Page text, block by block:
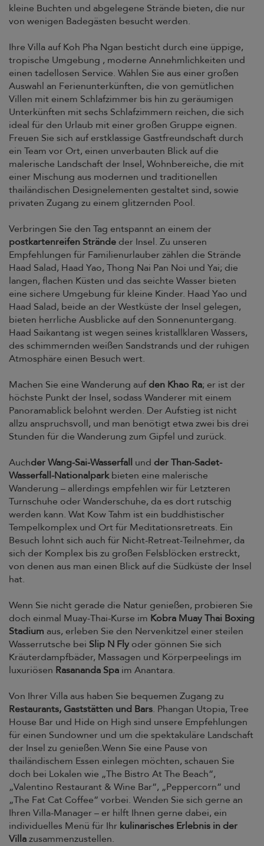
kleine Buchten und abgelegene Strände bieten, die nur
von wenigen Badegästen besucht werden.
Ihre Villa auf Koh Pha Ngan besticht durch eine üppige,
tropische Umgebung , moderne Annehmlichkeiten und
einen tadellosen Service. Wählen Sie aus einer großen
Auswahl an Ferienunterkünften, die von gemütlichen
Villen mit einem Schlafzimmer bis hin zu geräumigen
Unterkünften mit sechs Schlafzimmern reichen, die sich
ideal für den Urlaub mit einer großen Gruppe eignen.
Freuen Sie sich auf erstklassige Gastfreundschaft durch
ein Team vor Ort, einen unverbauten Blick auf die
malerische Landschaft der Insel, Wohnbereiche, die mit
einer Mischung aus modernen und traditionellen
thailändischen Designelementen gestaltet sind, sowie
privaten Zugang zu einem glitzernden Pool.
Verbringen Sie den Tag entspannt an einem der
postkartenreifen Strände der Insel. Zu unseren
Empfehlungen für Familienurlauber zählen die Strände
Haad Salad, Haad Yao, Thong Nai Pan Noi und Yai; die
langen, flachen Küsten und das seichte Wasser bieten
eine sichere Umgebung für kleine Kinder. Haad Yao und
Haad Salad, beide an der Westküste der Insel gelegen,
bieten herrliche Ausblicke auf den Sonnenuntergang.
Haad Saikantang ist wegen seines kristallklaren Wassers,
des schimmernden weißen Sandstrands und der ruhigen
Atmosphäre einen Besuch wert.
Machen Sie eine Wanderung aufden Khao Ra; er ist der
höchste Punkt der Insel, sodass Wanderer mit einem
Panoramablick belohnt werden. Der Aufstieg ist nicht
allzu anspruchsvoll, und man benötigt etwa zwei bis drei
Stunden für die Wanderung zum Gipfel und zurück.
Auchder Wang-Sai-Wasserfall und der Than-Sadet-
Wasserfall-Nationalparkbieten eine malerische
Wanderung – allerdings empfehlen wir für Letzteren
Turnschuhe oder Wanderschuhe, da es dort rutschig
werden kann. Wat Kow Tahm ist ein buddhistischer
Tempelkomplex und Ort für Meditationsretreats. Ein
Besuch lohnt sich auch für Nicht-Retreat-Teilnehmer, da
sich der Komplex bis zu großen Felsblöcken erstreckt,
von denen aus man einen Blick auf die Südküste der Insel
hat.
Wenn Sie nicht gerade die Natur genießen, probieren Sie
doch einmal Muay-Thai-Kurse im Kobra Muay Thai Boxing
Stadium aus, erleben Sie den Nervenkitzel einer steilen
Wasserrutsche bei Slip N Fly oder gönnen Sie sich
Kräuterdampfbäder, Massagen und Körperpeelings im
luxuriösen Rasananda Spa im Anantara.
Von Ihrer Villa aus haben Sie bequemen Zugang zu
Restaurants, Gaststätten und Bars. Phangan Utopia, Tree
House Bar und Hide on High sind unsere Empfehlungen
für einen Sundowner und um die spektakuläre Landschaft
der Insel zu genießen.Wenn Sie eine Pause von
thailändischem Essen einlegen möchten, schauen Sie
doch bei Lokalen wie „The Bistro At The Beach“,
„Valentino Restaurant & Wine Bar“, „Peppercorn“ und
„The Fat Cat Coffee“ vorbei. Wenden Sie sich gerne an
Ihren Villa-Manager – er hilft Ihnen gerne dabei, ein
individuelles Menü für Ihr kulinarisches Erlebnis in der
Villazusammenzustellen.